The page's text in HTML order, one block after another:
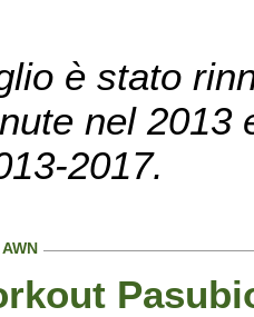
è stato
nel 2013
2017.